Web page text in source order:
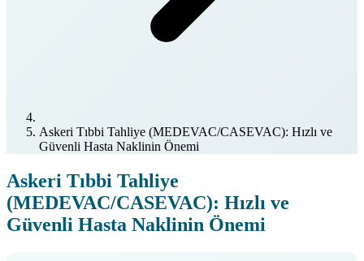
Askeri Tıbbi Tahliye (MEDEVAC/CASEVAC): Hızlı ve
Güvenli Hasta Naklinin Önemi
Askeri Tıbbi Tahliye
(MEDEVAC/CASEVAC): Hızlı ve
Güvenli Hasta Naklinin Önemi